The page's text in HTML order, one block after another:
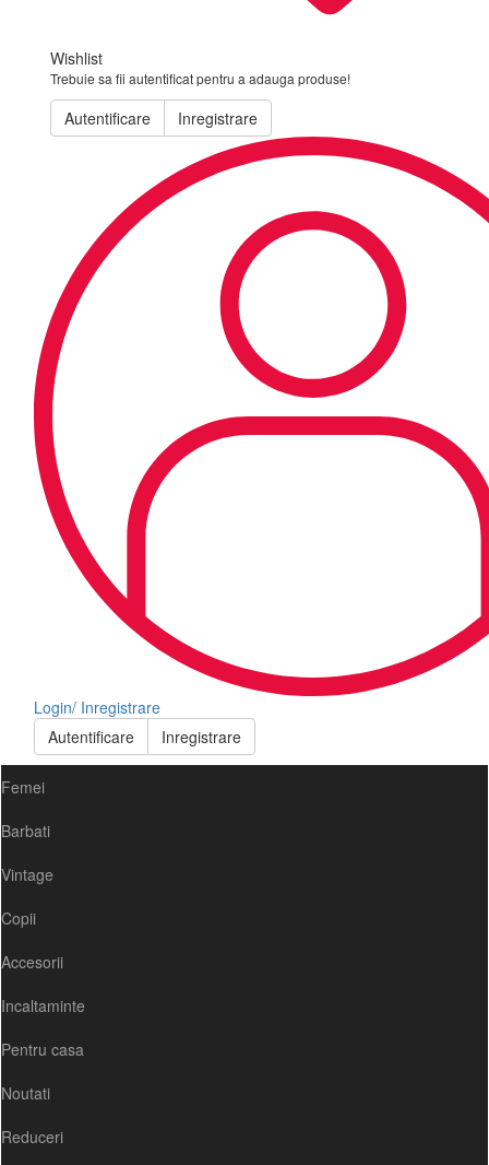
Wishlist
Trebuie sa fii autentificat pentru a adauga produse!
Autentificare Inregistrare
Login/ Inregistrare
Autentificare
Inregistrare
Femei
Barbati
Vintage
Copii
Accesorii
Incaltaminte
Pentru casa
Noutati
Reduceri